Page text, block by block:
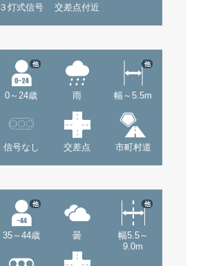
３灯式信号 交差点付近
0～24歳
他
雨 幅～5.5m
他
信号なし 交差点 市町村道
35～44歳
他
曇
幅5.5～
9.0m
他